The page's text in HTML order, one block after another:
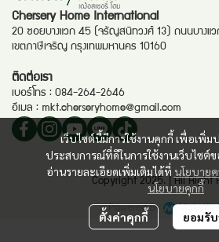
เว็บไซต์นี้มีการใช้งานคุกกี้ เพื่อเพิ่
ประสบการณ์ที่ดีในการใช้งานเว็บไซต์
อ่านรายละเอียดเพิ่มเติมได้ที่ นโยบาย
นโยบายคุกกี้
ตั้งค่าคุกกี้ ยอมรั
Chersery Home International
20 ซอยบางแวก 45 (จรัญสนิทวงศ์ 13) ถนนบางแวก
เขตภาษีเจริญ กรุงเทพมหานคร 10160
ติดต่อเรา
เบอร์โทร : 084-264-2646
อีเมล : mkt.cherseryhome@gmail.com
Copyright 2025. | All Right
Powered By